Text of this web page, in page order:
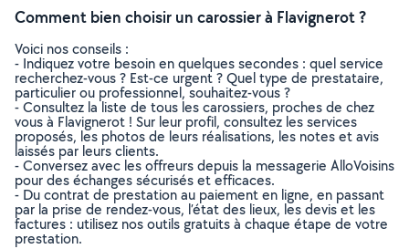
Comment bien choisir un carossier à Flavignerot ?
Voici nos conseils :
- Indiquez votre besoin en quelques secondes : quel service
recherchez-vous ? Est-ce urgent ? Quel type de prestataire,
particulier ou professionnel, souhaitez-vous ?
- Consultez la liste de tous les carossiers, proches de chez
vous à Flavignerot ! Sur leur profil, consultez les services
proposés, les photos de leurs réalisations, les notes et avis
laissés par leurs clients.
- Conversez avec les offreurs depuis la messagerie AlloVoisins
pour des échanges sécurisés et efficaces.
- Du contrat de prestation au paiement en ligne, en passant
par la prise de rendez-vous, l’état des lieux, les devis et les
factures : utilisez nos outils gratuits à chaque étape de votre
prestation.